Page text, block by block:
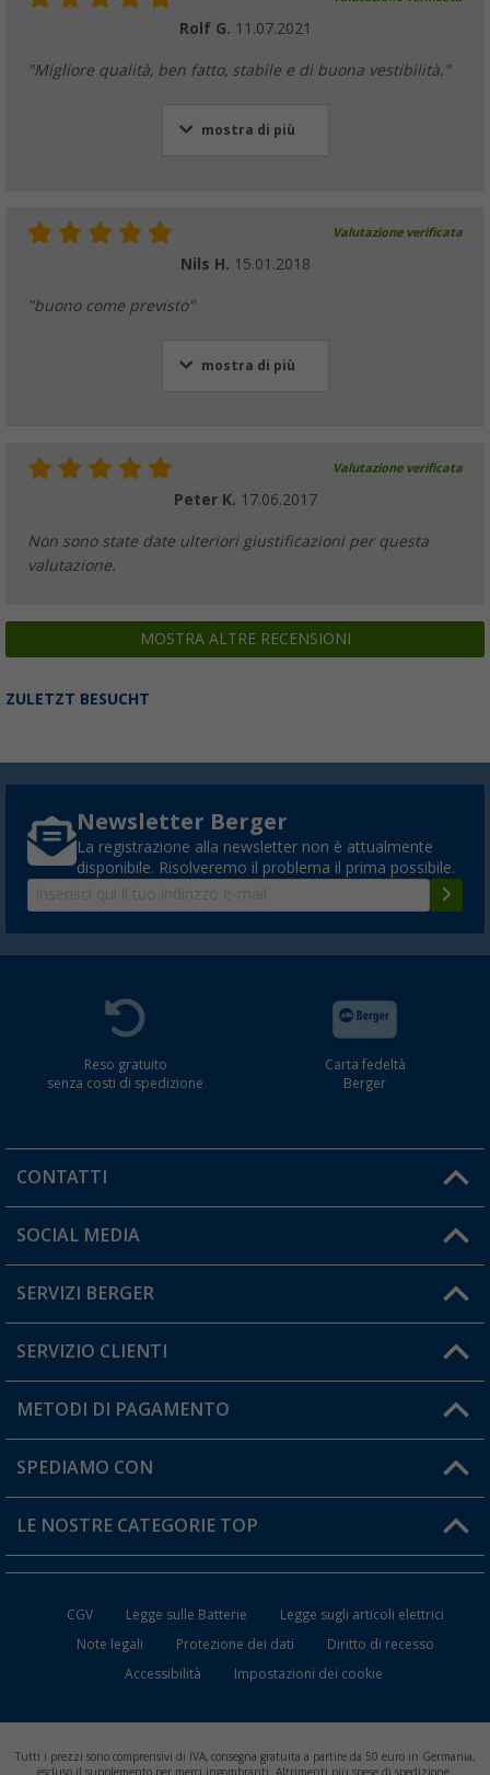
Rolf G. 11.07.2021
"Migliore qualità, ben fatto, stabile e di buona vestibilità."
mostra di più
Valutazione verificata
Nils H. 15.01.2018
"buono come previsto"
mostra di più
Valutazione verificata
Peter K. 17.06.2017
Non sono state date ulteriori giustificazioni per questa
valutazione.
MOSTRA ALTRE RECENSIONI
ZULETZT BESUCHT
Newsletter Berger
La registrazione alla newsletter non è attualmente
disponibile. Risolveremo il problema il prima possibile.
Reso gratuito
senza costi di spedizione
Carta fedeltà
Berger
CONTATTI
Orari di apertura del servizio:
Hai una domanda?
SOCIAL MEDIA
SERVIZI BERGER
Diventare rivenditori
Il mio Account
Carta fedeltà Berger
SERVIZIO CLIENTI
Informazioni sulla spedizione
Resi
FAQ e Contatti
METODI DI PAGAMENTO
SPEDIAMO CON
LE NOSTRE CATEGORIE TOP
Mobili per il Campeggio
Frigo Portatili
CGV Legge sulle Batterie
Legge sugli articoli elettrici
Note legali
Protezione dei dati
Diritto di recesso
Accessibilità
Impostazioni dei cookie
Tutti i prezzi sono comprensivi di IVA, consegna gratuita a partire da 50 euro in Germania,
escluso il supplemento per merci ingombranti. Altrimenti più spese di spedizione.